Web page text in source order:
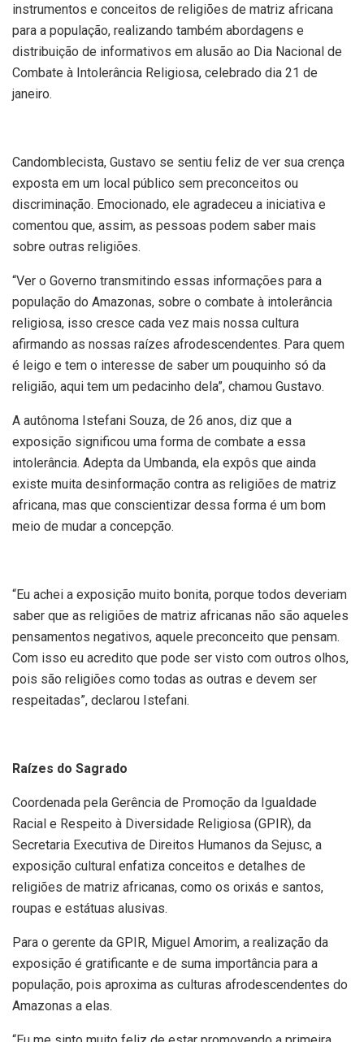
instrumentos e conceitos de religiões de matriz africana
para a população, realizando também abordagens e
distribuição de informativos em alusão ao Dia Nacional de
Combate à Intolerância Religiosa, celebrado dia 21 de
janeiro.
Candomblecista, Gustavo se sentiu feliz de ver sua crença
exposta em um local público sem preconceitos ou
discriminação. Emocionado, ele agradeceu a iniciativa e
comentou que, assim, as pessoas podem saber mais
sobre outras religiões.
“Ver o Governo transmitindo essas informações para a
população do Amazonas, sobre o combate à intolerância
religiosa, isso cresce cada vez mais nossa cultura
afirmando as nossas raízes afrodescendentes. Para quem
é leigo e tem o interesse de saber um pouquinho só da
religião, aqui tem um pedacinho dela”, chamou Gustavo.
A autônoma Istefani Souza, de 26 anos, diz que a
exposição significou uma forma de combate a essa
intolerância. Adepta da Umbanda, ela expôs que ainda
existe muita desinformação contra as religiões de matriz
africana, mas que conscientizar dessa forma é um bom
meio de mudar a concepção.
“Eu achei a exposição muito bonita, porque todos deveriam
saber que as religiões de matriz africanas não são aqueles
pensamentos negativos, aquele preconceito que pensam.
Com isso eu acredito que pode ser visto com outros olhos,
pois são religiões como todas as outras e devem ser
respeitadas”, declarou Istefani.
Raízes do Sagrado
Coordenada pela Gerência de Promoção da Igualdade
Racial e Respeito à Diversidade Religiosa (GPIR), da
Secretaria Executiva de Direitos Humanos da Sejusc, a
exposição cultural enfatiza conceitos e detalhes de
religiões de matriz africanas, como os orixás e santos,
roupas e estátuas alusivas.
Para o gerente da GPIR, Miguel Amorim, a realização da
exposição é gratificante e de suma importância para a
população, pois aproxima as culturas afrodescendentes do
Amazonas a elas.